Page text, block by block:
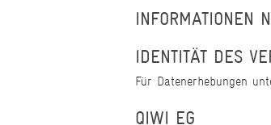
INFORMATIONEN
IDENTITÄT DES
Für Datenerhebungen
QIWI EG